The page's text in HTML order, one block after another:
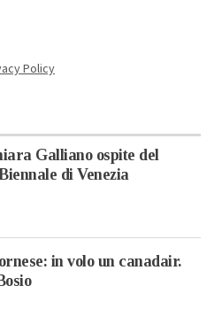
Policy
Galliano ospite del
di Venezia
in volo un canadair.